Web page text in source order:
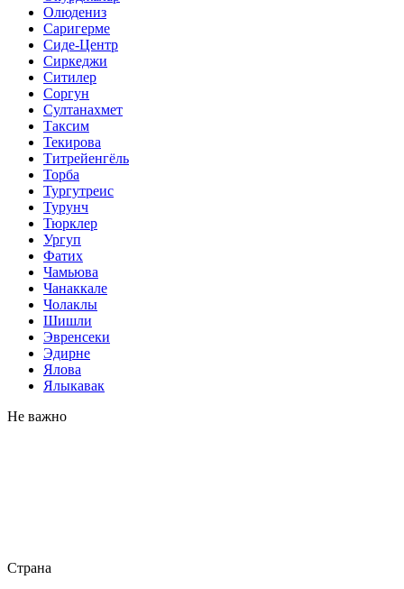
Олюдениз
Саригерме
Сиде-Центр
Сиркеджи
Ситилер
Соргун
Султанахмет
Таксим
Текирова
Титрейенгёль
Торба
Тургутреис
Турунч
Тюрклер
Ургуп
Фатих
Чамьюва
Чанаккале
Чолаклы
Шишли
Эвренсеки
Эдирне
Ялова
Ялыкавак
Не важно
Страна